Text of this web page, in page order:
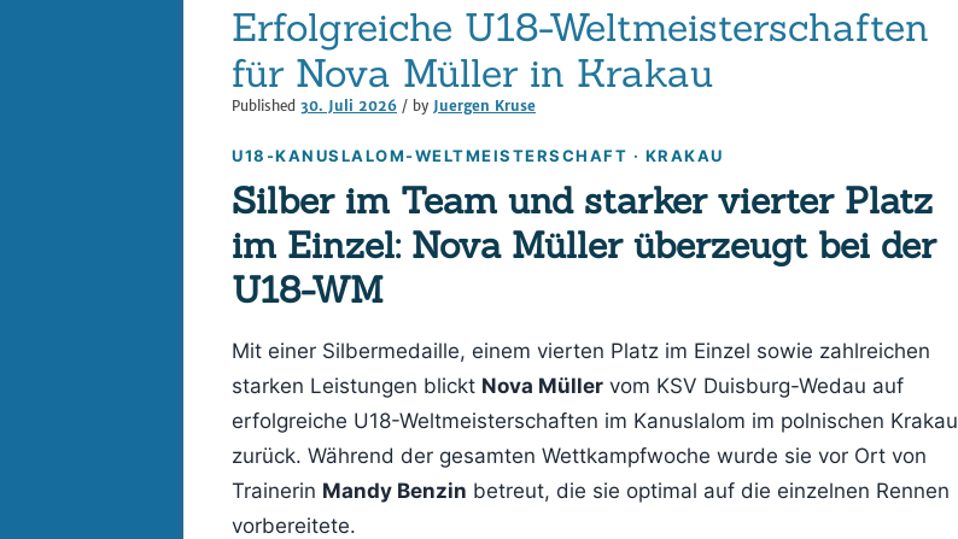
Erfolgreiche U18-Weltmeisterschaften
für Nova Müller in Krakau
Published 30. Juli 2026 / by Juergen Kruse
U18-KANUSLALOM-WELTMEISTERSCHAFT · KRAKAU
Silber im Team und starker vierter Platz
im Einzel: Nova Müller überzeugt bei der
U18-WM
Mit einer Silbermedaille, einem vierten Platz im Einzel sowie zahlreichen
starken Leistungen blickt Nova Müller vom KSV Duisburg-Wedau auf
erfolgreiche U18-Weltmeisterschaften im Kanuslalom im polnischen Krakau
zurück. Während der gesamten Wettkampfwoche wurde sie vor Ort von
Trainerin Mandy Benzin betreut, die sie optimal auf die einzelnen Rennen
vorbereitete.